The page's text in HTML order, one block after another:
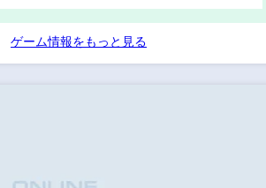
ゲーム情報をもっと見る